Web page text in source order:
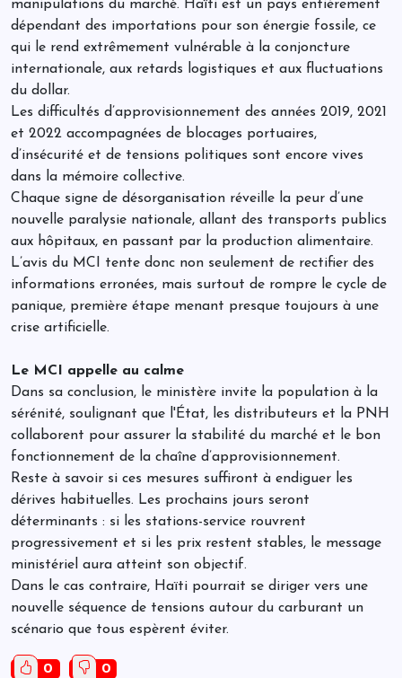
manipulations du marché. Haïti est un pays entièrement
dépendant des importations pour son énergie fossile, ce
qui le rend extrêmement vulnérable à la conjoncture
internationale, aux retards logistiques et aux fluctuations
du dollar.
Les difficultés d’approvisionnement des années 2019, 2021
et 2022 accompagnées de blocages portuaires,
d’insécurité et de tensions politiques sont encore vives
dans la mémoire collective.
Chaque signe de désorganisation réveille la peur d’une
nouvelle paralysie nationale, allant des transports publics
aux hôpitaux, en passant par la production alimentaire.
L’avis du MCI tente donc non seulement de rectifier des
informations erronées, mais surtout de rompre le cycle de
panique, première étape menant presque toujours à une
crise artificielle.
Le MCI appelle au calme
Dans sa conclusion, le ministère invite la population à la
sérénité, soulignant que l'État, les distributeurs et la PNH
collaborent pour assurer la stabilité du marché et le bon
fonctionnement de la chaîne d’approvisionnement.
Reste à savoir si ces mesures suffiront à endiguer les
dérives habituelles. Les prochains jours seront
déterminants : si les stations-service rouvrent
progressivement et si les prix restent stables, le message
ministériel aura atteint son objectif.
Dans le cas contraire, Haïti pourrait se diriger vers une
nouvelle séquence de tensions autour du carburant un
scénario que tous espèrent éviter.
0 0